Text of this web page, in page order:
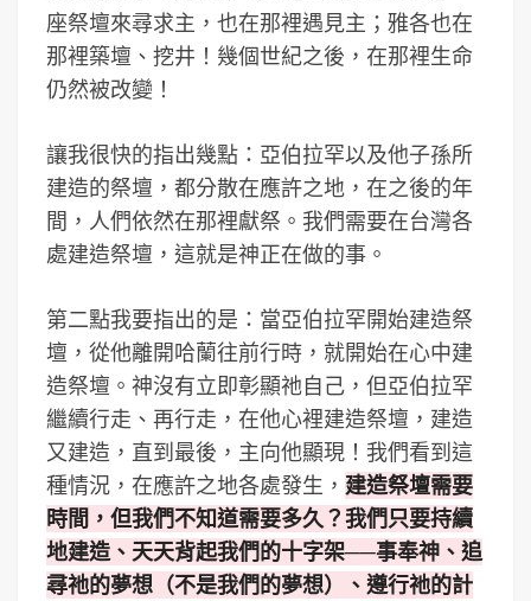
座祭壇來尋求主，也在那裡遇見主；雅各也在
那裡築壇、挖井！幾個世紀之後，在那裡生命
仍然被改變！
讓我很快的指出幾點：亞伯拉罕以及他子孫所
建造的祭壇，都分散在應許之地，在之後的年
間，人們依然在那裡獻祭。我們需要在台灣各
處建造祭壇，這就是神正在做的事。
第二點我要指出的是：當亞伯拉罕開始建造祭
壇，從他離開哈蘭往前行時，就開始在心中建
造祭壇。神沒有立即彰顯祂自己，但亞伯拉罕
繼續行走、再行走，在他心裡建造祭壇，建造
又建造，直到最後，主向他顯現！我們看到這
種情況，在應許之地各處發生， 建造祭壇需要
時間，但我們不知道需要多久？我們只要持續
地建造、天天背起我們的十字架──事奉神、追
尋祂的夢想（不是我們的夢想）、遵行祂的計